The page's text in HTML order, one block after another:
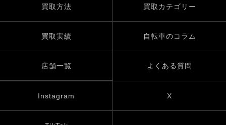
買取方法 買取カテゴリー
買取実績 自転車のコラム
店舗一覧 よくある質問
Instagram X